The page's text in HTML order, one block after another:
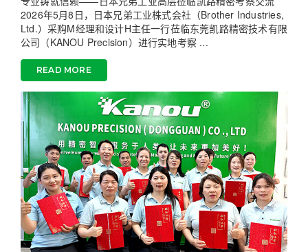
2026年5月8日，日本兄弟工业株式会社（Brother Industries,
Ltd.）采购M经理和设计H主任一行莅临东莞凯路精密技术有限
公司（KANOU Precision）进行实地考察 ...
READ MORE